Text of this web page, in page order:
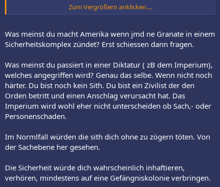
Hört sich vielleicht im ersten Moment etwas egoistisch an. Aber in
Gewissen. Zumindest meistens. So habe ich das Bild eines Sith Lord
im Kopf.
und wird. Dagegen habe ich nichts einzuwenden.
Aber wenn ich mir so manche Sachen durchlese, klingt es beinahe
so als ob ich einen Schlag gegen die Republik bzw gegen die Jedi
verursacht hätte.
Sith sind meist Attentäter und kämpfen ohne erbarmen. Und wenn
mit dem Todesstern einen Planeten in die Luft gesprengt hätte.
Es ist lediglich nur das Inventar ein bisschen beschädigt worden.
habe.
Zum Vergrößern anklicken....
Was meinst du macht Amerika wenn jmd ne Granate in einem
Sicherheitskomplex zündet? Erst schiessen dann fragen.
Was meinst du passiert in einer Diktatur ( zB dem Imperium),
welches angegriffen wird? Genau das selbe. Wenn nicht noch
härter. Du bist noch kein Sith. Du bist ein Zivilist der den
Orden betritt und einen Anschlag verursacht hat. Das
Imperium wird wohl eher nicht unterscheiden ob Sach,- oder
Personenschaden.
Im Normlfall würden die sith dich ohne zu zögern töten. Von
der Sachebene her gesehen.
Die Sicherheit würde dich wahrscheinlich inhaftieren,
verhören, mindestens auf eine Gefängniskolonie verbringen.